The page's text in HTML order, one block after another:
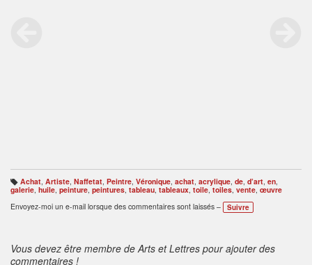
B
ali
s
e
Achat, Artiste, Naffetat, Peintre, Véronique, achat, acrylique, de, d’art, en,
galerie huile peinture peintures tableau tableaux toile toiles vente œuvre
Envoyez-moi un e-mail lorsque des commentaires sont laissés –
Suivre
Vous devez être membre de Arts et Lettres pour ajouter des
commentaires !